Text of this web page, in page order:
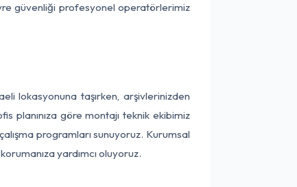
güvenliği profesyonel operatörlerimiz
lokasyonuna taşırken, arşivlerinizden
planınıza göre montajı teknik ekibimiz
programları sunuyoruz. Kurumsal
yardımcı oluyoruz.